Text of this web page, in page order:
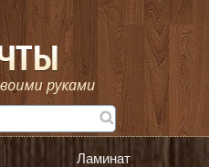
Ламинат